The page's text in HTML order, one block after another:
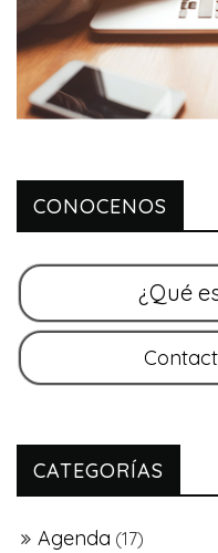
CONOCENOS
CATEGORÍAS
Agenda (17)